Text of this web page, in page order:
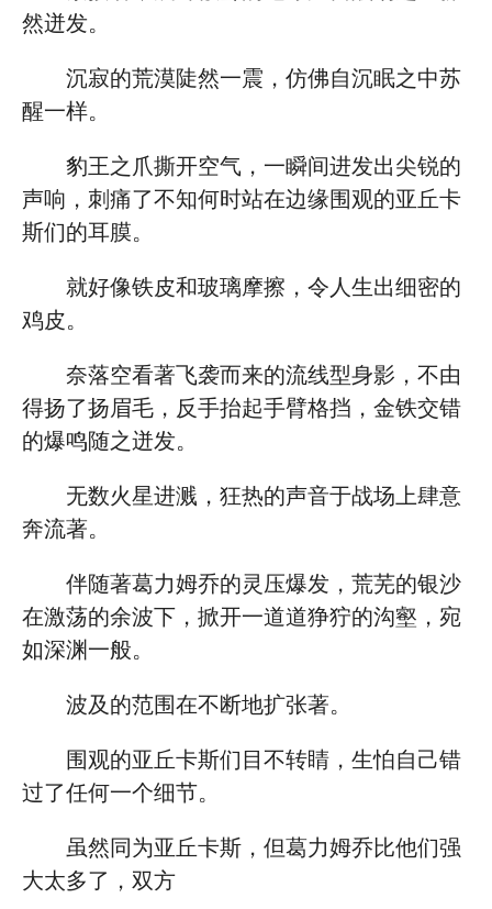
然迸发。
沉寂的荒漠陡然一震，仿佛自沉眠之中苏
醒一样。
豹王之爪撕开空气，一瞬间进发出尖锐的
声响，刺痛了不知何时站在边缘围观的亚丘卡
斯们的耳膜。
就好像铁皮和玻璃摩擦，令人生出细密的
鸡皮。
奈落空看著飞袭而来的流线型身影，不由
得扬了扬眉毛，反手抬起手臂格挡，金铁交错
的爆鸣随之迸发。
无数火星进溅，狂热的声音于战场上肆意
奔流著。
伴随著葛力姆乔的灵压爆发，荒芜的银沙
在激荡的余波下，掀开一道道狰狞的沟壑，宛
如深渊一般。
波及的范围在不断地扩张著。
围观的亚丘卡斯们目不转睛，生怕自己错
过了任何一个细节。
虽然同为亚丘卡斯，但葛力姆乔比他们强
大太多了，双方